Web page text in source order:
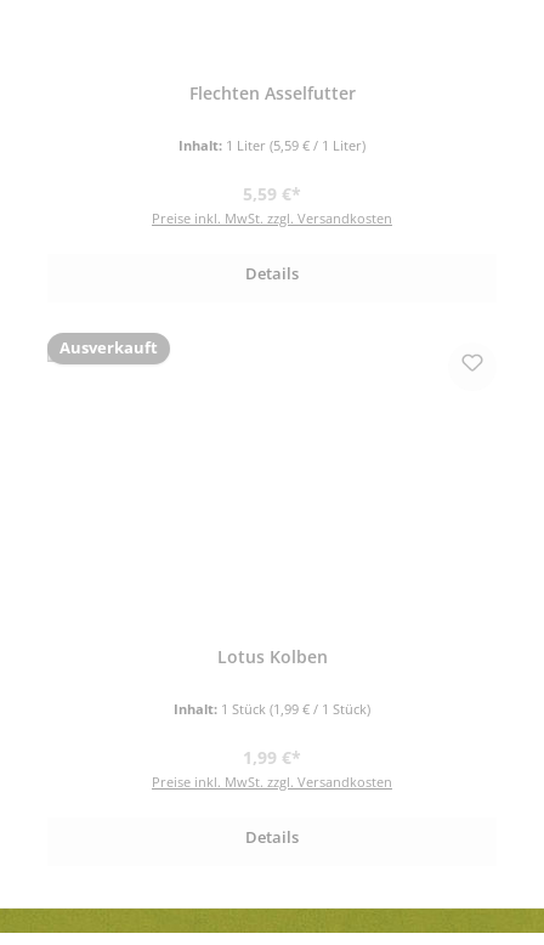
Flechten Asselfutter
Inhalt: 1 Liter (5,59 € / 1 Liter)
Regulärer Preis:
5,59 €*
Preise inkl. MwSt. zzgl. Versandkosten
Details
Ausverkauft
Lotus Kolben
Inhalt: 1 Stück (1,99 € / 1 Stück)
Regulärer Preis:
1,99 €*
Preise inkl. MwSt. zzgl. Versandkosten
Details